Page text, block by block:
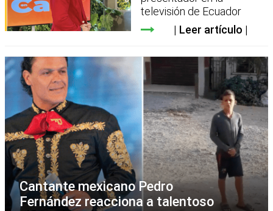
televisión de Ecuador
Leer artículo
Cantante mexicano Pedro
Fernández reacciona a talentoso